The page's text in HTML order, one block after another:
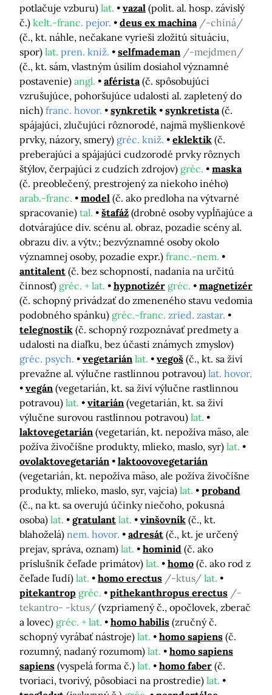
potlačuje vzburu) lat. vazal (polit. al. hosp. závislý
č.) kelt.-franc. pejor. deus ex machina /-chíná/
(č., kt. náhle, nečakane vyrieši zložitú situáciu,
spor) lat. pren. kniž. selfmademan /-mejdmen/
(č., kt. sám, vlastným úsilím dosiahol významné
postavenie) angl. aférista (č. spôsobujúci
vzrušujúce, pohoršujúce udalosti al. zapletený do
nich) franc. hovor. synkretik synkretista (č.
spájajúci, zlučujúci rôznorodé, najmä myšlienkové
prvky, názory, smery) gréc. kniž. eklektik (č.
preberajúci a spájajúci cudzorodé prvky rôznych
štýlov, čerpajúci z cudzích zdrojov) gréc.
maska
(č. preoblečený, prestrojený za niekoho iného)
arab.-franc.
model (č. ako predloha na výtvarné
spracovanie) tal. štafáž (drobné osoby vypĺňajúce a
dotvárajúce div. scénu al. obraz, pozadie scény al.
obrazu div. a výtv.; bezvýznamné osoby okolo
významnej osoby, pozadie expr.) franc.-nem.
antitalent (č. bez schopností, nadania na určitú
činnosť) gréc. + lat. hypnotizér gréc.
magnetizér
(č. schopný privádzať do zmeneného stavu vedomia
podobného spánku) gréc.-franc. zried. zastar.
telegnostik (č. schopný rozpoznávať predmety a
udalosti na diaľku, bez účasti známych zmyslov)
gréc. psych.
vegetarián lat. vegoš (č., kt. sa živí
prevažne al. výlučne rastlinnou potravou) lat. hovor.
vegán (vegetarián, kt. sa živí výlučne rastlinnou
potravou) lat. vitarián (vegetarián, kt. sa živí
výlučne surovou rastlinnou potravou) lat.
laktovegetarián (vegetarián, kt. nepožíva mäso, ale
požíva živočíšne produkty, mlieko, maslo, syr) lat.
ovolaktovegetarián
laktoovovegetarián
(vegetarián, kt. nepožíva mäso, ale požíva živočíšne
produkty, mlieko, maslo, syr, vajcia) lat.
proband
(č., na kt. sa overujú účinky niečoho, pokusná
osoba) lat. gratulant lat. vinšovník (č., kt.
blahoželá) nem. hovor. adresát (č., kt. je určený
prejav, správa, oznam) lat. hominid (č. ako
príslušník čeľade primátov) lat. homo (č. ako rod z
čeľade ľudí) lat. homo erectus /-ktus/ lat.
pitekantrop gréc. pithekanthropus erectus /-
tekantro- -ktus/ (vzpriamený č., opočlovek, zberač
a lovec) gréc. + lat. homo habilis (zručný č.
schopný vyrábať nástroje) lat. homo sapiens (č.
rozumný, nadaný rozumom) lat.
homo sapiens
sapiens (vyspelá forma č.) lat. homo faber (č.
tvoriaci, tvorivý, pôsobiaci na prostredie) lat.